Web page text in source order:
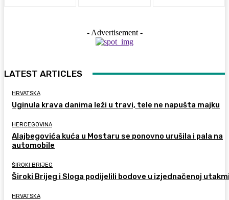
- Advertisement -
LATEST ARTICLES
HRVATSKA
Uginula krava danima leži u travi, tele ne napušta majku
HERCEGOVINA
Alajbegovića kuća u Mostaru se ponovno urušila i pala na
automobile
ŠIROKI BRIJEG
Široki Brijeg i Sloga podijelili bodove u izjednačenoj
HRVATSKA